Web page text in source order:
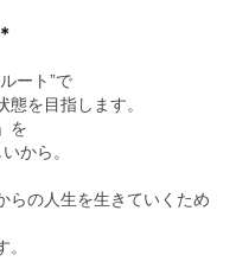
ート”で
を目指します。
を
から。
らの人生を生きていくため